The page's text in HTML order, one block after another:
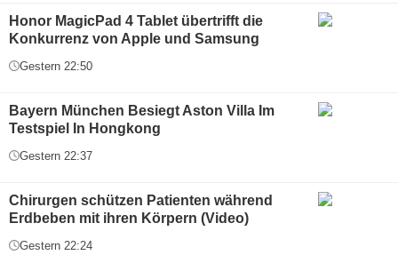
Honor MagicPad 4 Tablet übertrifft die
Konkurrenz von Apple und Samsung
Gestern 22:50
Bayern München Besiegt Aston Villa Im
Testspiel In Hongkong
Gestern 22:37
Chirurgen schützen Patienten während
Erdbeben mit ihren Körpern (Video)
Gestern 22:24